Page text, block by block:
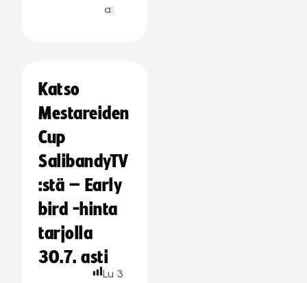
a:
Katso
Mestareiden
Cup
SalibandyTV
:stä – Early
bird -hinta
tarjolla
30.7. asti
Lu 3